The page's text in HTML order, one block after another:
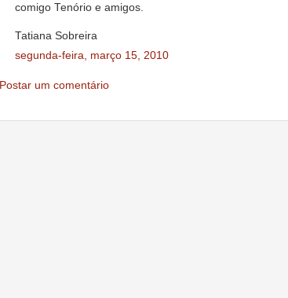
comigo Tenório e amigos.
Tatiana Sobreira
segunda-feira, março 15, 2010
Postar um comentário